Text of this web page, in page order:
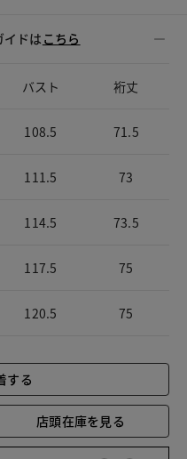
イドはこちら
バスト 裄丈
108.5 71.5
111.5 73
114.5 73.5
117.5 75
120.5 75
する
店頭在庫を見る